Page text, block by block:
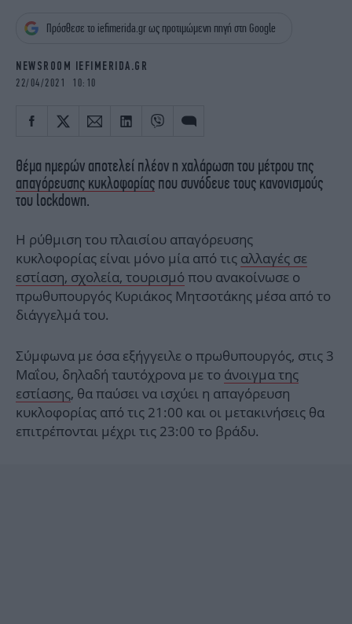
OSCARS
THE OCEAN
Πρόσθεσε το iefimerida.gr ως προτιμώμενη πηγή στη Google
NEWSROOM IEFIMERIDA.GR
22/04/2021 10:10
Θέμα ημερών αποτελεί πλέον η χαλάρωση του μέτρου της
απαγόρευσης κυκλοφορίας που συνόδευε τους κανονισμούς
του lockdown.
Η ρύθμιση του πλαισίου απαγόρευσης
κυκλοφορίας είναι μόνο μία από τις αλλαγές σε
εστίαση, σχολεία, τουρισμό που ανακοίνωσε ο
πρωθυπουργός Κυριάκος Μητσοτάκης μέσα από το
διάγγελμά του.
Σύμφωνα με όσα εξήγγειλε ο πρωθυπουργός, στις 3
Μαΐου, δηλαδή ταυτόχρονα με το άνοιγμα της
εστίασης, θα παύσει να ισχύει η απαγόρευση
κυκλοφορίας από τις 21:00 και οι μετακινήσεις θα
επιτρέπονται μέχρι τις 23:00 το βράδυ.